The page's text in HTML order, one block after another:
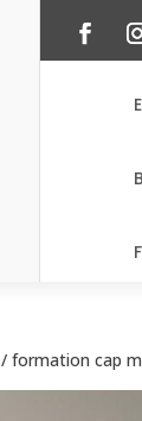
/ formation cap